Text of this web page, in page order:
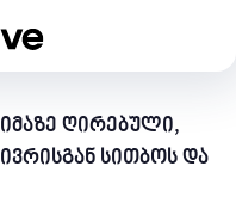
ღირებული,
სითბოს და